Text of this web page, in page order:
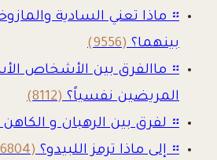
። ماذا تعني السادية
بينهما؟(9556)
። ماالفرق بين الأشخاص
المريضين نفسياً؟(8112)
። لفرق بين الرهبان و الكاهن
። إلى ماذا ترمز اللبيدو؟(6804)